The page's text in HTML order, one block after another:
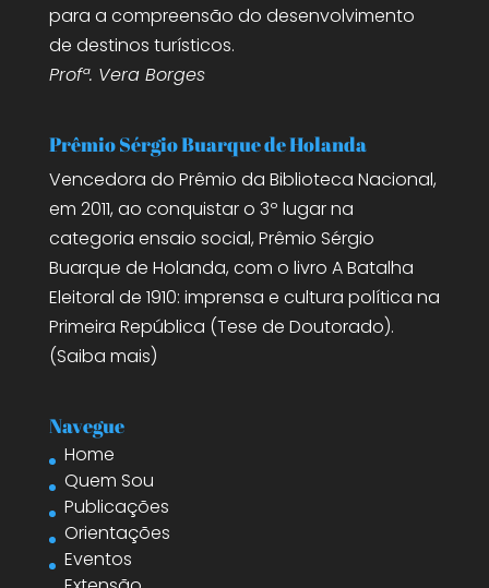
para a compreensão do desenvolvimento
de destinos turísticos.
Profª. Vera Borges
Prêmio Sérgio Buarque de Holanda
Vencedora do Prêmio da Biblioteca Nacional,
em 2011, ao conquistar o 3º lugar na
categoria ensaio social, Prêmio Sérgio
Buarque de Holanda, com o livro A Batalha
Eleitoral de 1910: imprensa e cultura política na
Primeira República (Tese de Doutorado).
(Saiba mais)
Navegue
Home
Quem Sou
Publicações
Orientações
Eventos